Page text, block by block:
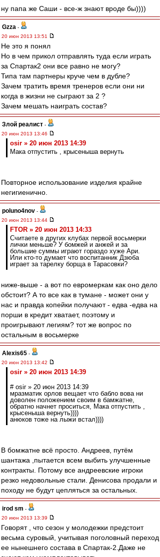
ну папа же Саши - все-ж знают вроде бы))))
Gzza -
20 июн 2013 13:51
Не это я понял
Но в чем прикол отправлять туда если играть
за Спартак2 они все равно не могу?
Типа там партнеры круче чем в дубле?
Зачем тратить время тренеров если они ни
когда в жизни не сыграют за 2 ?
Зачем мешать наиграть состав?
Злой реалист -
20 июн 2013 13:46
osir » 20 июн 2013 14:39
Мака отпустить , крысеныша вернуть
Повторное использование изделия крайне
негигиенично.
poluno4nov -
20 июн 2013 13:44
FTOR » 20 июн 2013 14:33
Считаете в других клубах первой восьмерки
лички меньше? У бомжей и анжей и за
большие суммы играют гораздо хуже Ари.
Или кто-то думает что воспитанник Дзюба
играет за тарелку борща в Тарасовки?
ниже-выше - а вот по евромеркам как оно дело
обстоит? А то все как в тумане - может они у
нас и правда копейки получают - едва -едва на
порши в кредит хватает, поэтому и
проигрывают легиям? тот же вопрос по
остальным в восьмерке
Alexis65 -
20 июн 2013 13:42
osir » 20 июн 2013 14:39
# osir » 20 июн 2013 14:39
мразматик орлов вещает что бабло вова ни
доволен положением своим в бамжатне,
обратно начнет проситься, Мака отпустить ,
крысеныша вернуть))))
анюков тоже на лыжи встал))))
В бомжатне всё просто. Андреев, путём
шантажа ,пытается всем выбить улучшенные
контракты. Потому все андреевские игроки
резко недовольные стали. Денисова продали и
походу не будут цепляться за остальных.
irod sm -
20 июн 2013 13:39
Говорят , что сезон у молодежки предстоит
весьма суровый, учитывая поголовный переход
ее нынешнего состава в Спартак-2.Даже не